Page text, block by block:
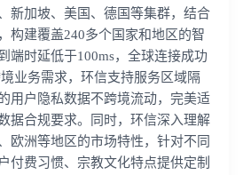
新加坡、美国、德国等集群，结合
构建覆盖240多个国家和地区的智
端时延低于100ms，全球连接成功
业务需求，环信支持服务区域隔
用户隐私数据不跨境流动，完美适
据合规要求。同时，环信深入理解
欧洲等地区的市场特性，针对不同
付费习惯、宗教文化特点提供定制